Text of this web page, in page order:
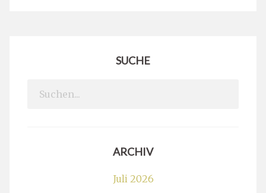
SUCHE
Search
ARCHIV
Juli 2026